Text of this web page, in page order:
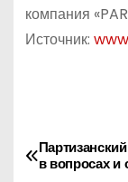
компания
Источник:
Нв вопросах и